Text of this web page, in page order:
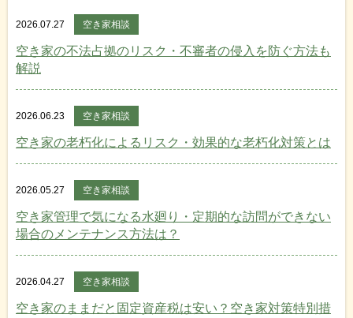
2026.07.27 空き家相談
空き家の不法占拠のリスク・不審者の侵入を防ぐ方法も
解説
2026.06.23 空き家相談
空き家の老朽化によるリスク・効果的な老朽化対策とは
2026.05.27 空き家相談
空き家管理で気になる水廻り・定期的な訪問ができない
場合のメンテナンス方法は？
2026.04.27 空き家相談
空き家のままだと固定資産税は安い？空き家対策特別措